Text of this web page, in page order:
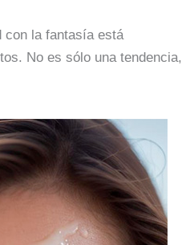
con la fantasía está
No es sólo una tendencia,